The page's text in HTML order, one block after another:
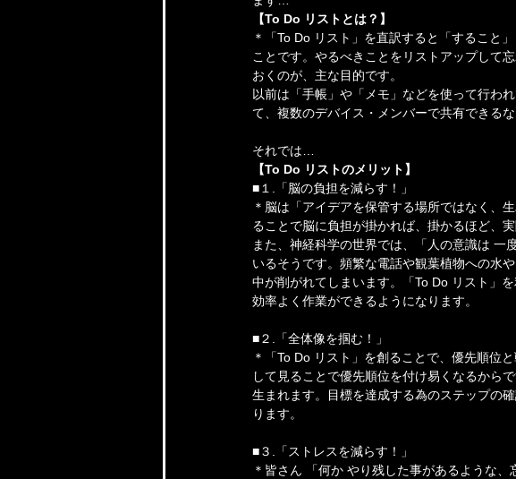
【To Do リストとは？】
＊「To Do リスト」を直訳すると「すること
ことです。やるべきことをリストアップして
おくのが、主な目的です。
以前は「手帳」や「メモ」などを使って行わ
て、複数のデバイス・メンバーで共有できる
それでは…
【To Do リストのメリット】
■１.「脳の負担を減らす！」
＊脳は「アイデアを保管する場所ではなく、
ることで脳に負担が掛かれば、掛かるほど、
また、神経科学の世界では、「人の意識は 一
いるそうです。頻繁な電話や観葉植物への水
中が削がれてしまいます。「To Do リスト」
効率よく作業ができるようになります。
■２.「全体像を掴む！」
＊「To Do リスト」を創ることで、優先順位
して見ることで優先順位を付け易くなるから
生まれます。目標を達成する為のステップの
ります。
■３.「ストレスを減らす！」
＊皆さん 「何か やり残した事があるような